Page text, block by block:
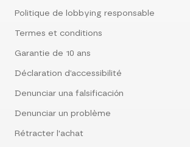
Politique de lobbying responsable
Termes et conditions
Garantie de 10 ans
Déclaration d’accessibilité
Denunciar una falsificación
Denunciar un problème
Rétracter l'achat